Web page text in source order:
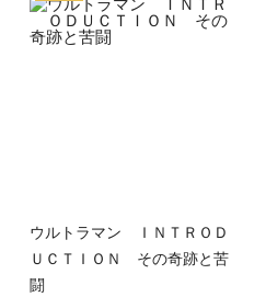
ウルトラマン ＩＮＴＲＯＤ
ＵＣＴＩＯＮ その奇跡と苦
闘